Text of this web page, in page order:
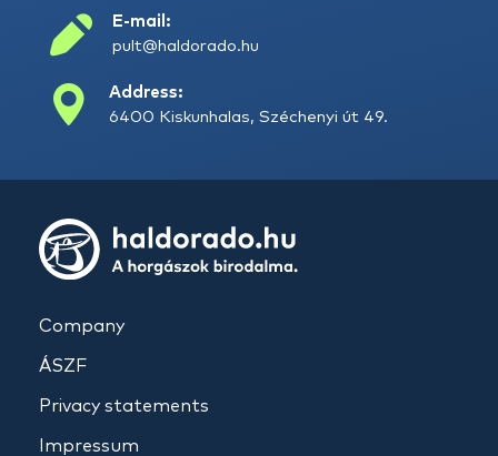
E-mail:
pult@haldorado.hu
Address:
6400 Kiskunhalas, Széchenyi út 49.
Company
ÁSZF
Privacy statements
Impressum